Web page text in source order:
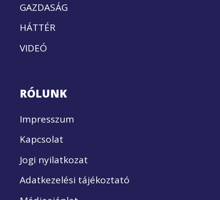
GAZDASÁG
HÁTTÉR
VIDEÓ
RÓLUNK
Impresszum
Kapcsolat
Jogi nyilatkozat
Adatkezelési tájékoztató